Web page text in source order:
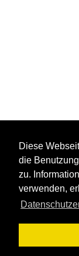
Diese
die
zu.
verwenden,